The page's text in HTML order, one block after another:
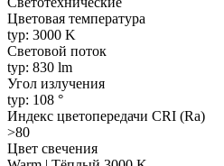
Цветовая температура
typ: 3000 K
Световой поток
typ: 830 lm
Угол излучения
typ: 108 °
Индекс цветопередачи CRI (Ra)
>80
Цвет свечения